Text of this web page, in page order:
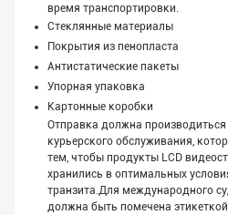
время транспортировки.
Стеклянные материалы
Покрытия из пенопласта
Антистатические пакеты
Упорная упаковка
Картонные коробки
Отправка должна
курьерского обслуживания,
тем, чтобы продукты LCD
хранились в оптимальных
транзита.Для международного
должна быть помечена